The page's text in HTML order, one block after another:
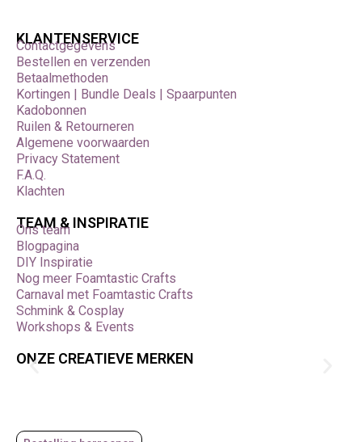
KLANTENSERVICE
Contactgegevens
Bestellen en verzenden
Betaalmethoden
Kortingen | Bundle Deals | Spaarpunten
Kadobonnen
Ruilen & Retourneren
Algemene voorwaarden
Privacy Statement
F.A.Q.
Klachten
TEAM & INSPIRATIE
Ons team
Blogpagina
DIY Inspiratie
Nog meer Foamtastic Crafts
Carnaval met Foamtastic Crafts
Schmink & Cosplay
Workshops & Events
ONZE CREATIEVE MERKEN